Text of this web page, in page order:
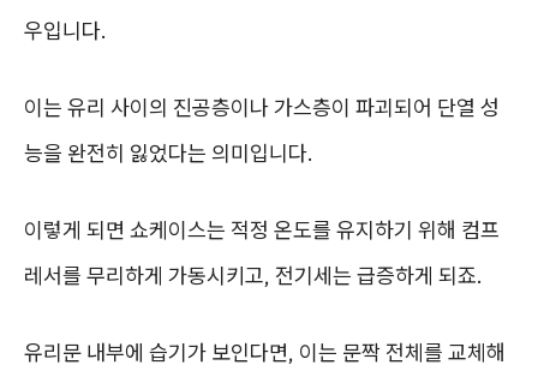
우입니다.
이는 유리 사이의 진공층이나 가스층이 파괴되어 단열 성
능을 완전히 잃었다는 의미입니다.
이렇게 되면 쇼케이스는 적정 온도를 유지하기 위해 컴프
레서를 무리하게 가동시키고, 전기세는 급증하게 되죠.
유리문 내부에 습기가 보인다면, 이는 문짝 전체를 교체해